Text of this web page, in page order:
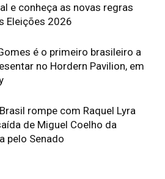
e conheça as novas regras
Eleições 2026
é o primeiro brasileiro a
no Hordern Pavilion, em
rompe com Raquel Lyra
de Miguel Coelho da
pelo Senado